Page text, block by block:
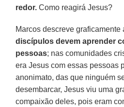
redor. Como reagirá Jesus?
Marcos descreve graficamente
discípulos devem aprender
pessoas; nas comunidades
era Jesus com essas pessoas
anonimato, das que ninguém
desembarcar, Jesus viu uma
compaixão deles, pois eram